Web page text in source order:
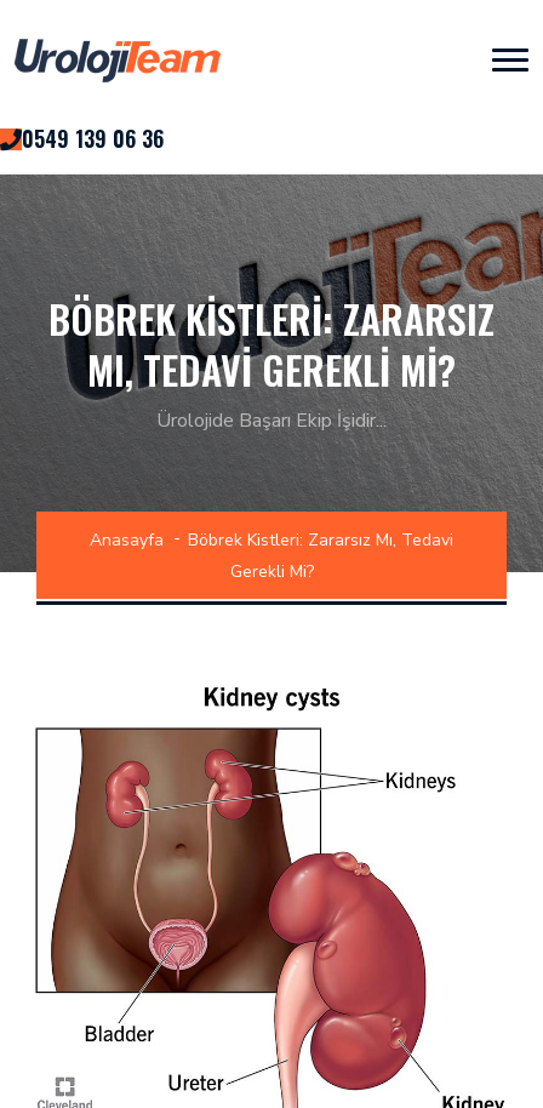
0549 139 06 36
BÖBREK KISTLERI: ZARARSIZ
MI, TEDAVI GEREKLI MI?
Ürolojide Başarı Ekip İşidir...
Anasayfa
Böbrek Kistleri: Zararsız Mı, Tedavi
Gerekli Mi?